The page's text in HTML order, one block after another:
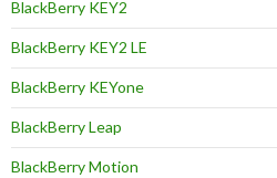
BlackBerry KEY2
BlackBerry KEY2 LE
BlackBerry KEYone
BlackBerry Leap
BlackBerry Motion